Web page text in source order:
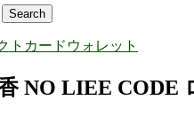
トカードウォレット
NO LIEE